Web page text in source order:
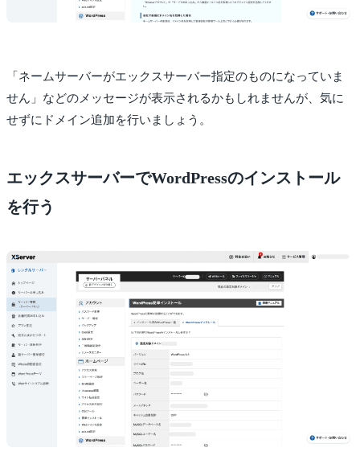
「ネームサーバーがエックスサーバー指定のものになっていま
せん」などのメッセージが表示されるかもしれませんが、気に
せずにドメイン追加を行いましょう。
エックスサーバーでWordPressのインストール
を行う